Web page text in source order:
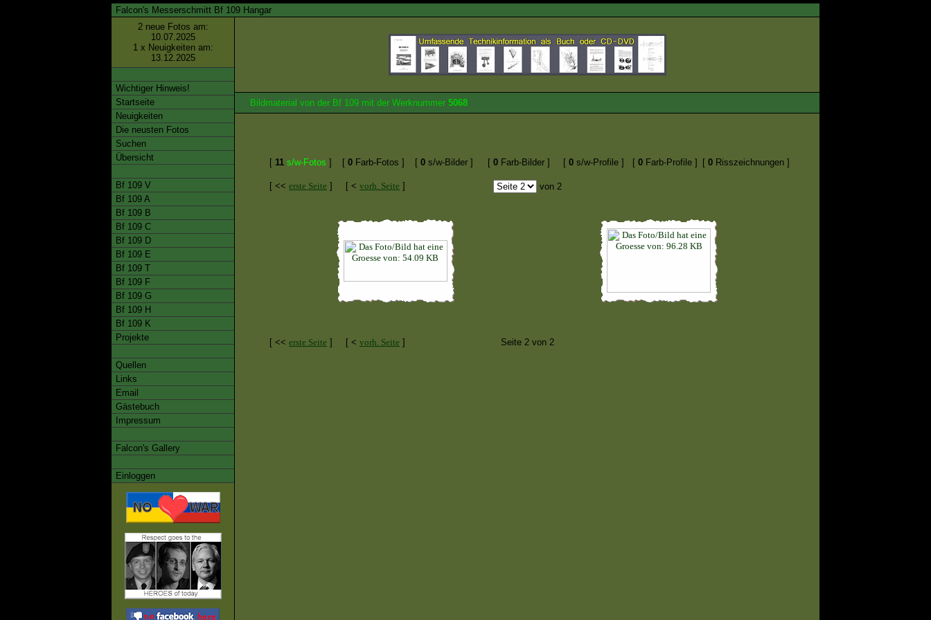
Falcon's Messerschmitt Bf 109 Hangar
2 neue Fotos am:
10.07.2025
1 x Neuigkeiten am:
13.12.2025
Wichtiger Hinweis!
Startseite
Neuigkeiten
Die neusten Fotos
Suchen
Übersicht
Bf 109 V
Bf 109 A
Bf 109 B
Bf 109 C
Bf 109 D
Bf 109 E
Bf 109 T
Bf 109 F
Bf 109 G
Bf 109 H
Bf 109 K
Projekte
Quellen
Links
Email
Gästebuch
Impressum
Falcon's Gallery
Einloggen
Bildmaterial von der Bf 109 mit der Werknummer 5068
[ 11 s/w-Fotos ] [ 0 Farb-Fotos ] [ 0 s/w-Bilder ] [ 0 Farb-Bilder ] [ 0 s/w-Profile ] [ 0 Farb-Profile ] [ 0 Risszeichnungen ]
[ << erste Seite ] [ < vorh. Seite ] von 2
[ << erste Seite ] [ < vorh. Seite ] Seite 2 von 2